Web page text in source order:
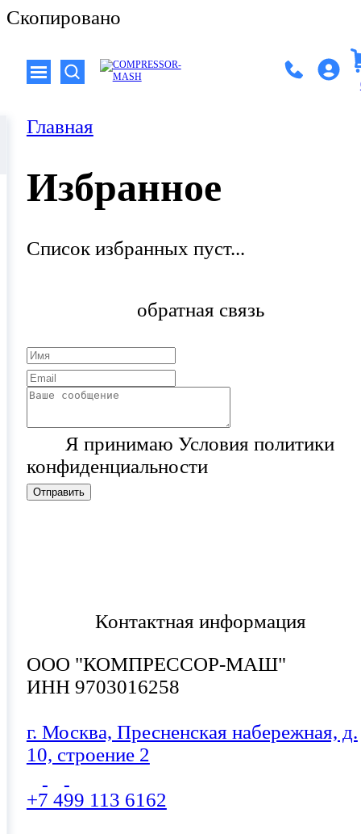
Скопировано
Главная
Избранное
Список избранных пуст...
обратная связь
Я принимаю Условия политики
конфиденциальности
Отправить
Контактная информация
ООО "КОМПРЕССОР-МАШ"
ИНН 9703016258
г. Москва, Пресненская набережная, д.
10, строение 2
+7 499 113 6162